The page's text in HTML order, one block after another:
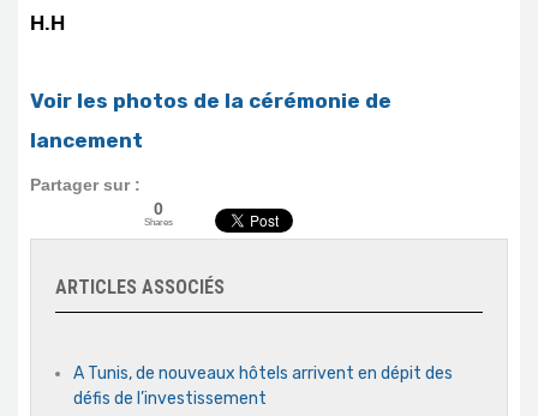
H.H
Voir les photos de la cérémonie de
lancement
Partager sur :
0
Shares
ARTICLES ASSOCIÉS
A Tunis, de nouveaux hôtels arrivent en dépit des
défis de l’investissement